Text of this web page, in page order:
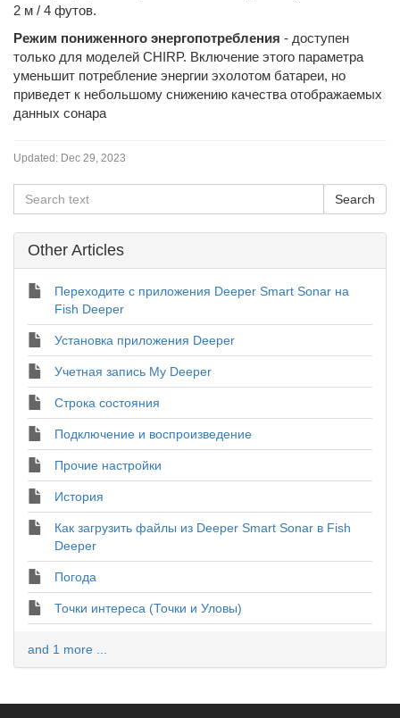
2 м / 4 футов.
Режим пониженного энергопотребления - доступен
только для моделей CHIRP. Включение этого параметра
уменьшит потребление энергии эхолотом батареи, но
приведет к небольшому снижению качества отображаемых
данных сонара
Updated: Dec 29, 2023
Other Articles
Переходите с приложения Deeper Smart Sonar на
Fish Deeper
Установка приложения Deeper
Учетная запись My Deeper
Строка состояния
Подключение и воспроизведение
Прочие настройки
История
Как загрузить файлы из Deeper Smart Sonar в Fish
Deeper
Погода
Точки интереса (Точки и Уловы)
and 1 more ...